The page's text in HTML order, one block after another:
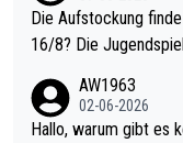
Die Aufstockung
16/8? Die Jugendspiele waren letztes Jahr durchaus sehr kurz
Allerdings ist Mitchell Lawrie als Nummer 1 der
ziert. Somit ändert
AW1963
02-06-2026
Hallo, warum gibt es keinen Hinweis, dass die Nordic Darts Ma